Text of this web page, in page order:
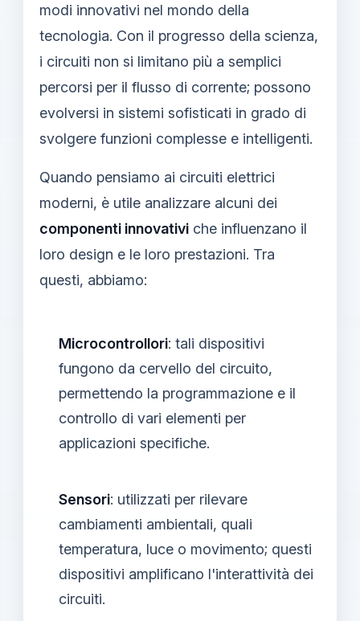
modi innovativi nel mondo della
tecnologia. Con il progresso della scienza,
i circuiti non si limitano più a semplici
percorsi per il flusso di corrente; possono
evolversi in sistemi sofisticati in grado di
svolgere funzioni complesse e intelligenti.
Quando pensiamo ai circuiti elettrici
moderni, è utile analizzare alcuni dei
componenti innovativi che influenzano il
loro design e le loro prestazioni. Tra
questi, abbiamo:
Microcontrollori: tali dispositivi
fungono da cervello del circuito,
permettendo la programmazione e il
controllo di vari elementi per
applicazioni specifiche.
Sensori: utilizzati per rilevare
cambiamenti ambientali, quali
temperatura, luce o movimento; questi
dispositivi amplificano l'interattività dei
circuiti.